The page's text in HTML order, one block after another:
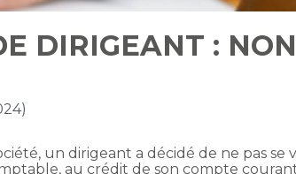
DIRIGEANT :
un dirigeant a décidé de ne pas
au crédit de son compte courant